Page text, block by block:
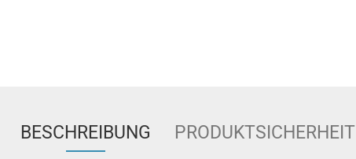
BESCHREIBUNG PRODUKTSICHERHEIT